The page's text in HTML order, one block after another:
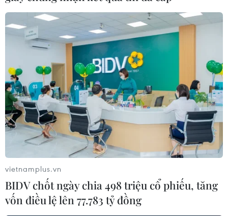
vietnamplus.vn
BIDV chốt ngày chia 498 triệu cổ phiếu, tăng
vốn điều lệ lên 77.783 tỷ đồng